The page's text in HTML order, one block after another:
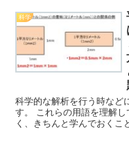
科学
科学的な解析を行う時など
す。 これらの用語を理解
く、きちんと学んでおくこ